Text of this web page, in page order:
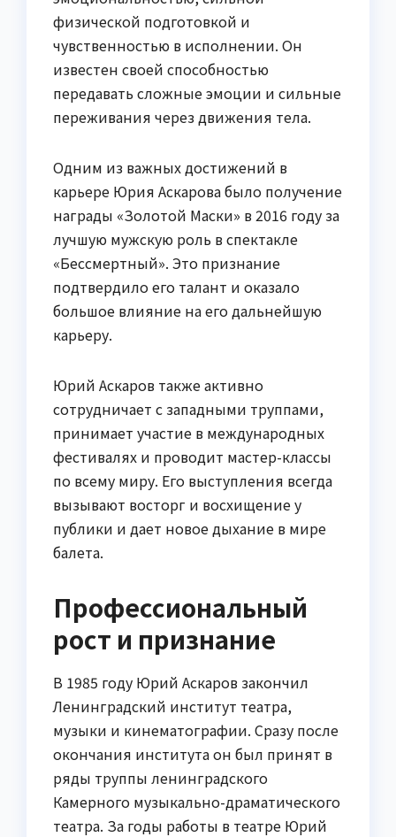
физической подготовкой и
чувственностью в исполнении. Он
известен своей способностью
передавать сложные эмоции и сильные
переживания через движения тела.
Одним из важных достижений в
карьере Юрия Аскарова было получение
награды «Золотой Маски» в 2016 году за
лучшую мужскую роль в спектакле
«Бессмертный». Это признание
подтвердило его талант и оказало
большое влияние на его дальнейшую
карьеру.
Юрий Аскаров также активно
сотрудничает с западными труппами,
принимает участие в международных
фестивалях и проводит мастер-классы
по всему миру. Его выступления всегда
вызывают восторг и восхищение у
публики и дает новое дыхание в мире
балета.
Профессиональный
рост и признание
В 1985 году Юрий Аскаров закончил
Ленинградский институт театра,
музыки и кинематографии. Сразу после
окончания института он был принят в
ряды труппы ленинградского
Камерного музыкально-драматического
театра. За годы работы в театре Юрий